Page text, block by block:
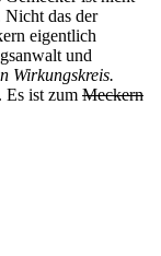
Nicht das der
eigentlich
und
Wirkungskreis.
Es ist zum Meckern